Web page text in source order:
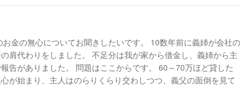
についてお聞きしたいです。 10数年前に義姉が会社の
肩代わりをしました。 不足分は我が家から借金し、義姉から主
告がありました。 問題はここからです。 60～70万ほど貸した
が始まり、主人はのらりくらり交わしつつ、義父の面倒を見て